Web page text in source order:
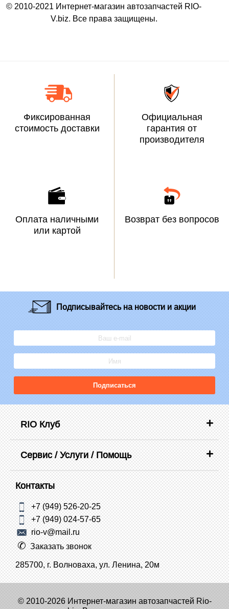
© 2010-2021 Интернет-магазин автозапчастей RIO-
V.biz. Все права защищены.
Фиксированная
стоимость доставки
Официальная
гарантия от
производителя
Оплата наличными
или картой
Возврат без вопросов
Подписывайтесьна новости и акции
Подписаться
RIO Клуб
Сервис / Услуги / Помощь
Контакты
+7 (949) 526-20-25
+7 (949) 024-57-65
rio-v@mail.ru
Заказать звонок
285700, г. Волноваха, ул. Ленина, 20м
© 2010-2026 Интернет-магазин автозапчастей Rio-